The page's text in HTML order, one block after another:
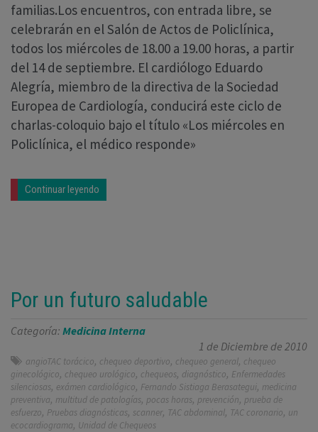
familias.Los encuentros, con entrada libre, se
celebrarán en el Salón de Actos de Policlínica,
todos los miércoles de 18.00 a 19.00 horas, a partir
del 14 de septiembre. El cardiólogo Eduardo
Alegría, miembro de la directiva de la Sociedad
Europea de Cardiología, conducirá este ciclo de
charlas-coloquio bajo el título «Los miércoles en
Policlínica, el médico responde»
Continuar leyendo
Por un futuro saludable
Categoría: Medicina Interna
1 de Diciembre de 2010
angioTAC torácico, chequeo deportivo, chequeo general, chequeo
ginecológico, chequeo urológico, chequeos, diagnóstico, Enfermedades
silenciosas, exámen cardiológico, Fernando Sistiaga Berasategui, medicina
preventiva, multitud de patologías, pocas horas, prevención, prueba de
esfuerzo, Pruebas diagnósticas, scanner, TAC abdominal, TAC coronario, un
ecocardiograma, Unidad de Chequeos